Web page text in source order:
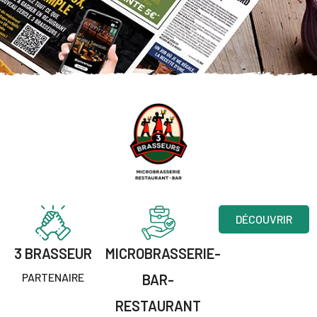
3 BRASSEUR
PARTENAIRE
MICROBRASSERIE-
BAR-
RESTAURANT
DÉCOUVRIR